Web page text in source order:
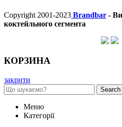
Copyright 2001-2023 Brandbar -
коктейльного сегмента
КОРЗИНА
закрити
Search
Меню
Категорії